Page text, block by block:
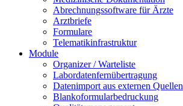
Abrechnungssoftware für Ärzte
Arztbriefe
Formulare
Telematikinfrastruktur
Module
Organizer / Warteliste
Labordatenfernübertragung
Datenimport aus externen Quellen
Blankoformularbedruckung